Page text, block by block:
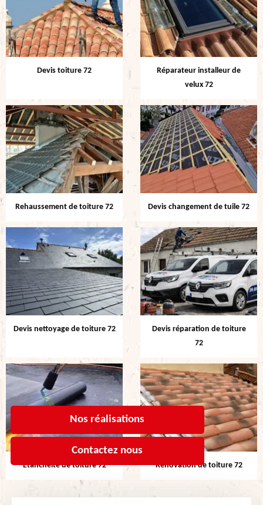
Nos réalisations
Contactez nous
Devis toiture 72
Réparateur installeur de
velux 72
Rehaussement de toiture 72 Devis changement de tuile 72
Devis nettoyage de toiture 72
Devis réparation de toiture
72
Etanchéité de toiture 72 Rénovation de toiture 72